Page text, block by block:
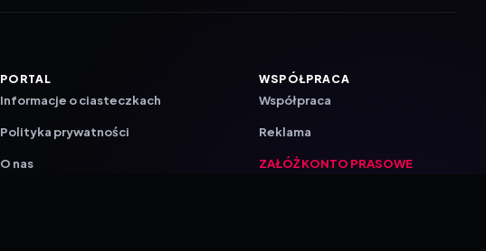
PORTAL
Informacje o ciasteczkach
Polityka prywatności
O nas
WSPÓŁPRACA
Współpraca
Reklama
ZAŁÓŻ KONTO PRASOWE